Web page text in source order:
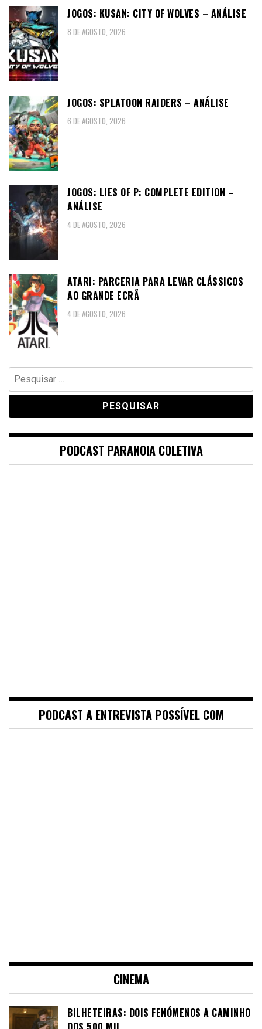
JOGOS: KUSAN: CITY OF WOLVES – ANÁLISE
8 DE AGOSTO, 2026
JOGOS: SPLATOON RAIDERS – ANÁLISE
6 DE AGOSTO, 2026
JOGOS: LIES OF P: COMPLETE EDITION –
ANÁLISE
4 DE AGOSTO, 2026
ATARI: PARCERIA PARA LEVAR CLÁSSICOS
AO GRANDE ECRÃ
4 DE AGOSTO, 2026
Pesquisar
por:
PODCAST PARANOIA COLETIVA
PODCAST A ENTREVISTA POSSÍVEL COM
CINEMA
BILHETEIRAS: DOIS FENÓMENOS A CAMINHO